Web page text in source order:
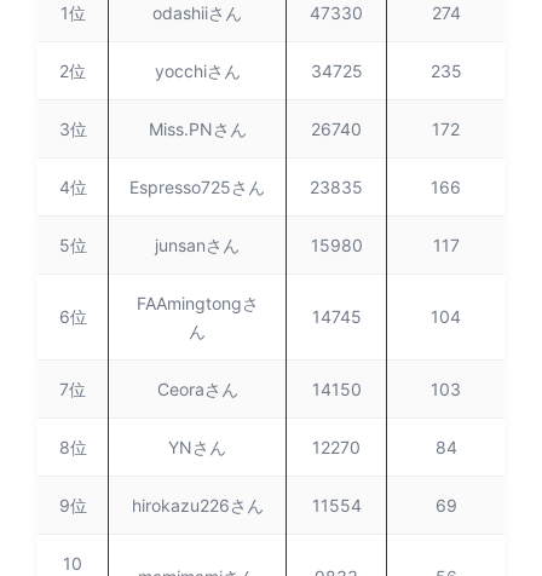
1位 odashiiさん 47330 274
2位 yocchiさん 34725 235
3位 Miss.PNさん 26740 172
4位 Espresso725さん 23835 166
5位 junsanさん 15980 117
6位
FAAmingtongさ
ん
14745 104
7位 Ceoraさん 14150 103
8位 YNさん 12270 84
9位 hirokazu226さん 11554 69
10